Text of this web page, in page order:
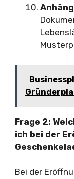
Frage 2:
ich bei der
Bei der